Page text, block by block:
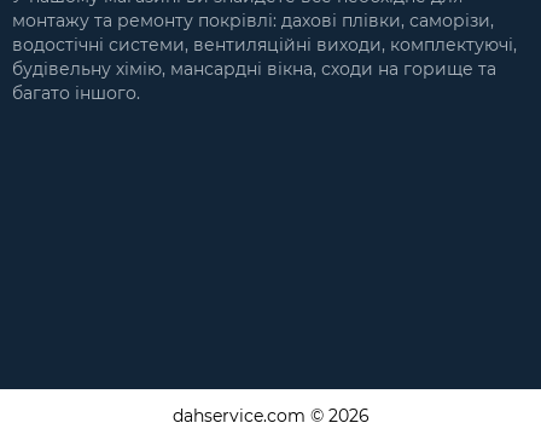
монтажу та ремонту покрівлі: дахові плівки, саморізи,
водостічні системи, вентиляційні виходи, комплектуючі,
будівельну хімію, мансардні вікна, сходи на горище та
багато іншого.
dahservice.com © 2026